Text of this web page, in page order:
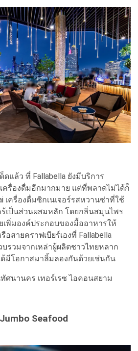
แล้ว ที่ Fallabella ยังมีบริการ
ครื่องดื่มอีกมากมาย แต่ที่พลาดไม่ได้ก็
เครื่องดื่มซิกเนเจอร์รสหวานซ่าที่ใช้
เป็นส่วนผสมหลัก โดยกลิ่นสมุนไพร
เพิ่มองค์ประกอบของมื้ออาหารให้
อสายคราฟเบียร์เองที่ Fallabella
รวมจากเหล่าผู้ผลิตชาวไทยหลาก
มีโอกาสมาลิ้มลองกันด้วยเช่นกัน
ศนานคร เทอร์เรซ ไอคอนสยาม
Seafood